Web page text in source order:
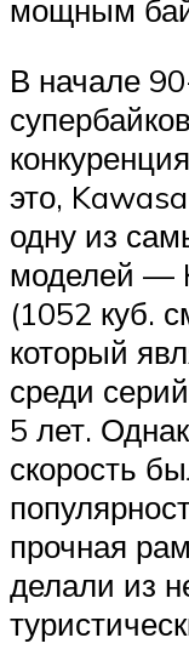
мощным
В начале
это,
одну из
моделей —
(1052 куб.
который
среди
5 лет.
скорость
прочная
делали из